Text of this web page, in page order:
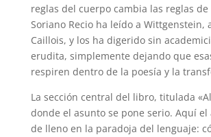
reglas del cuerpo cambia las reglas
Soriano Recio ha leído a Wittgenstein,
Caillois, y los ha digerido sin
erudita, simplemente dejando que
respiren dentro de la poesía y la
La sección central del libro, titulada
donde el asunto se pone serio. Aquí el
de lleno en la paradoja del lenguaje: